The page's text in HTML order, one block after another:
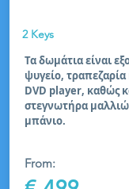
2 Keys
Τα δωμάτια είναι
ψυγείο,
DVD player, καθώς
στεγνωτήρα
μπάνιο.
From: